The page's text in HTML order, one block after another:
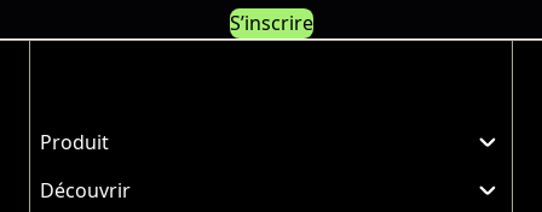
S’inscrire
Produit
Découvrir